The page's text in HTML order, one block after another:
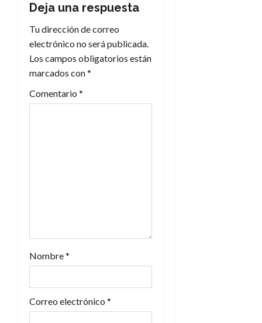
c
i
ó
n
r
a
d
a
Deja una respuesta
Tu dirección de correo
electrónico no será publicada.
Los campos obligatorios están
marcados con*
Comentario *
Nombre*
Correo electrónico *